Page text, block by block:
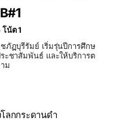
โน้ต 1
ภัฏบุรีรัมย์ เริ่มรุ่นปีการศึกษ
ะชาสัมพันธ์ และให้บริการต
ม
ลกกระดานดำ